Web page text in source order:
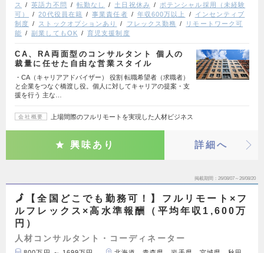
ス
英語力不問 転勤なし 土日祝休み
ポテンシャル採用（未経験
可）
20代役員在籍 事業責任者 年収600万以上
インセンティブ
制度
ストックオプションあり フレックス勤務
リモートワーク可
能
副業してもOK 育児支援制度
CA、RA両面型のコンサルタント 個人の
裁量に任せた自由な営業スタイル
・CA（キャリアアドバイザー） 役割 転職希望者（求職者）
と企業をつなぐ橋渡し役。個人に対してキャリアの提案・支
援を行う 主な…
会社概要 上場間際のフルリモートを実現した人材ビジネス
興味あり 詳細へ
掲載期間 26/08/07～26/08/20
🗾【全国どこでも勤務可！】フルリモート×フ
ルフレックス×高水準報酬（平均年収1,600万
円）
人材コンサルタント・コーディネーター